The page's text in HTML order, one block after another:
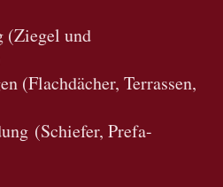
(Ziegel und
(Flachdächer, Terrassen,
(Schiefer, Prefa-